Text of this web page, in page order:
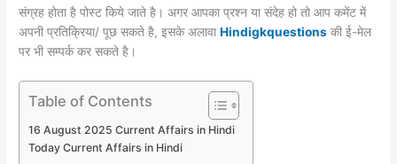
संग्रह होता है पोस्ट किये जाते है। अगर आपका प्रश्न या संदेह हो तो आप कमेंट में
अपनी प्रतिक्रिया/ पूछ सकते है, इसके अलावाHindigkquestions की ई-मेल
पर भी सम्पर्क कर सकते है।
Table of Contents
16 August 2025 Current Affairs in Hindi
Today Current Affairs in Hindi